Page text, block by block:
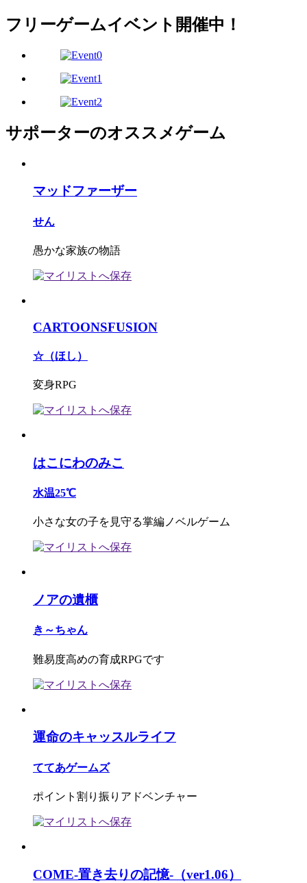
フリーゲームイベント開催中！
サポーターのオススメゲーム
マッドファーザー
せん
愚かな家族の物語
CARTOONSFUSION
☆（ほし）
変身RPG
はこにわのみこ
水温25℃
小さな女の子を見守る掌編ノベルゲーム
ノアの遺櫃
き～ちゃん
難易度高めの育成RPGです
運命のキャッスルライフ
ててあゲームズ
ポイント割り振りアドベンチャー
COME-置き去りの記憶-（ver1.06）